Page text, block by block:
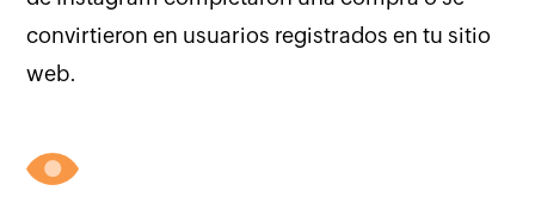
convirtieron en usuarios registrados en tu sitio
web.